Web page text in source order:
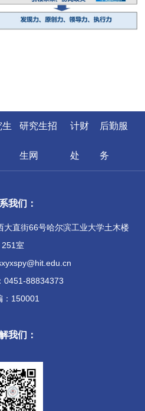
生 研究生招
生网
计财
处
后勤服
务
我们：
直街66号哈尔滨工业大学土木楼
251室
0451-88834373
：150001
我们：